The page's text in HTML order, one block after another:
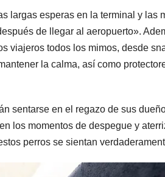
largas esperas en la terminal y las
de llegar al aeropuerto».
viajeros todos los mimos, desde
la calma, así como
sentarse en el regazo de sus
los momentos de despegue y
perros se sientan